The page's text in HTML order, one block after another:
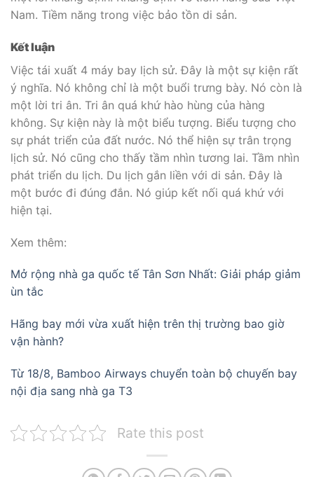
Nam. Tiềm năng trong việc bảo tồn di sản.
Kết luận
Việc tái xuất 4 máy bay lịch sử. Đây là một sự kiện rất
ý nghĩa. Nó không chỉ là một buổi trưng bày. Nó còn là
một lời tri ân. Tri ân quá khứ hào hùng của hàng
không. Sự kiện này là một biểu tượng. Biểu tượng cho
sự phát triển của đất nước. Nó thể hiện sự trân trọng
lịch sử. Nó cũng cho thấy tầm nhìn tương lai. Tầm nhìn
phát triển du lịch. Du lịch gắn liền với di sản. Đây là
một bước đi đúng đắn. Nó giúp kết nối quá khứ với
hiện tại.
Xem thêm:
Mở rộng nhà ga quốc tế Tân Sơn Nhất: Giải pháp giảm
ùn tắc
Hãng bay mới vừa xuất hiện trên thị trường bao giờ
vận hành?
Từ 18/8, Bamboo Airways chuyển toàn bộ chuyến bay
nội địa sang nhà ga T3
Rate this post